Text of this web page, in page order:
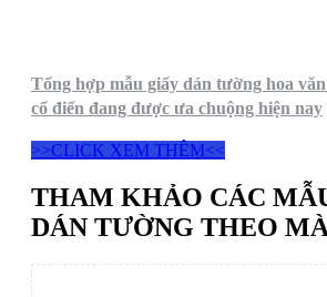
Tổng hợp mẫu giấy dán tường hoa
cổ điển đang được ưa chuộng hiện nay
>>CLICK XEM THÊM<<
THAM KHẢO CÁC
DÁN TƯỜNG THEO